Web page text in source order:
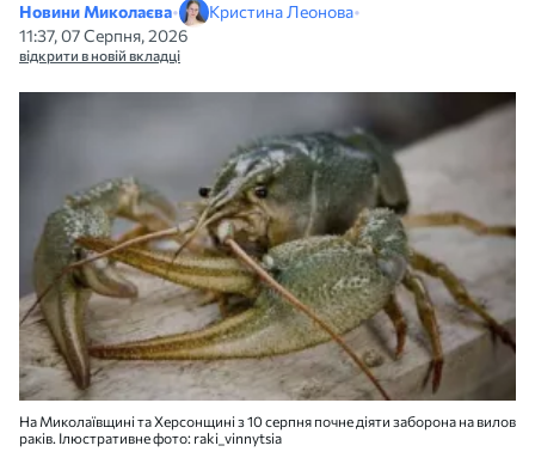
Новини Миколаєва• Кристина Леонова•
11:37, 07 Серпня, 2026
відкрити в новій вкладці
На Миколаївщині та Херсонщині з 10 серпня почне діяти заборона на вилов
раків. Ілюстративне фото: raki_vinnytsia